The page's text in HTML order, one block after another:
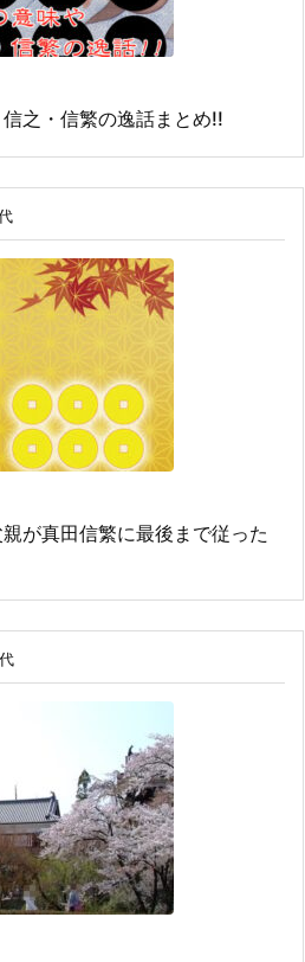
之・信繁の逸話まとめ!!
が真田信繁に最後まで従った